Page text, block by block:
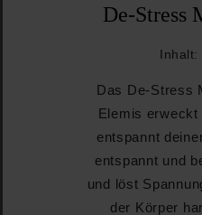
De-Stress
Inhalt:
Das De-Stress
Elemis erweckt
entspannt
entspannt und
und löst
der Körper